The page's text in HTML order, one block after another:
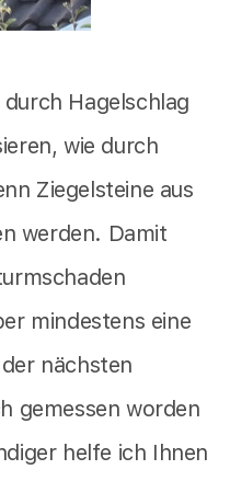
Hagelschlag
wie durch
Ziegelsteine aus
werden. Damit
mindestens eine
nächsten
gemessen worden
helfe ich Ihnen